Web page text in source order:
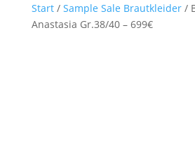
Start/ Sample Sale Brautkleider/
Anastasia Gr.38/40 – 699€